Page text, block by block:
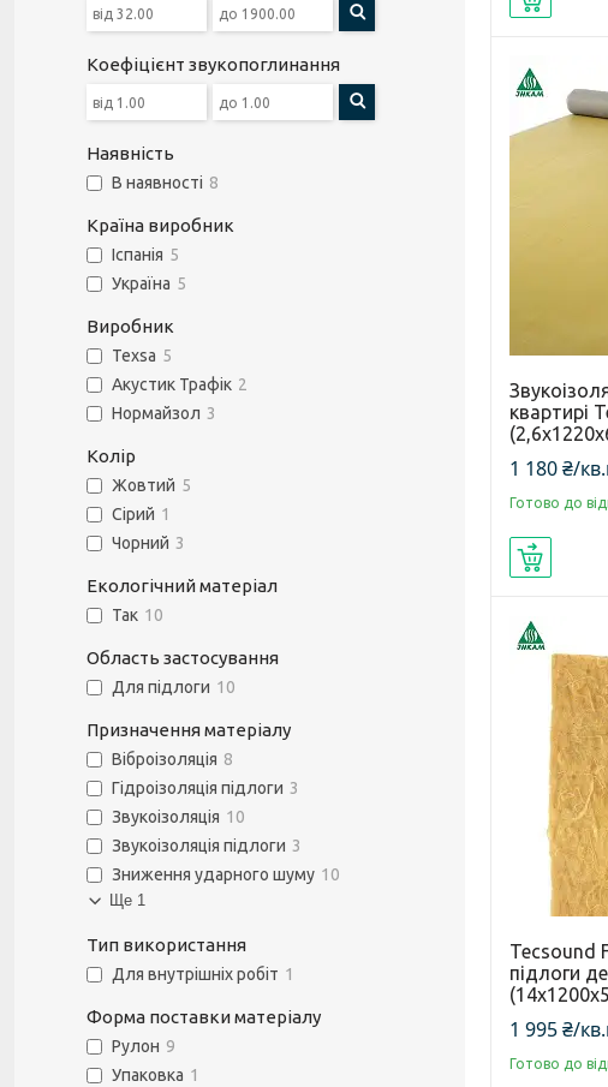
квартирі
1 180 ₴/
Готово до
Tecsound
підлоги
1 995 ₴/
Готово до
Коефіцієнт звукопоглинання
Наявність
В наявності 8
Країна виробник
Іспанія 5
Україна 5
Виробник
Texsa 5
Акустик Трафік 2
Нормайзол 3
Колір
Жовтий 5
Сірий 1
Чорний 3
Екологічний матеріал
Так 10
Область застосування
Для підлоги 10
Призначення матеріалу
Віброізоляція 8
Гідроізоляція підлоги 3
Звукоізоляція 10
Звукоізоляція підлоги 3
Зниження ударного шуму 10
Ще 1
Тип використання
Для внутрішніх робіт 1
Форма поставки матеріалу
Рулон 9
Упаковка 1